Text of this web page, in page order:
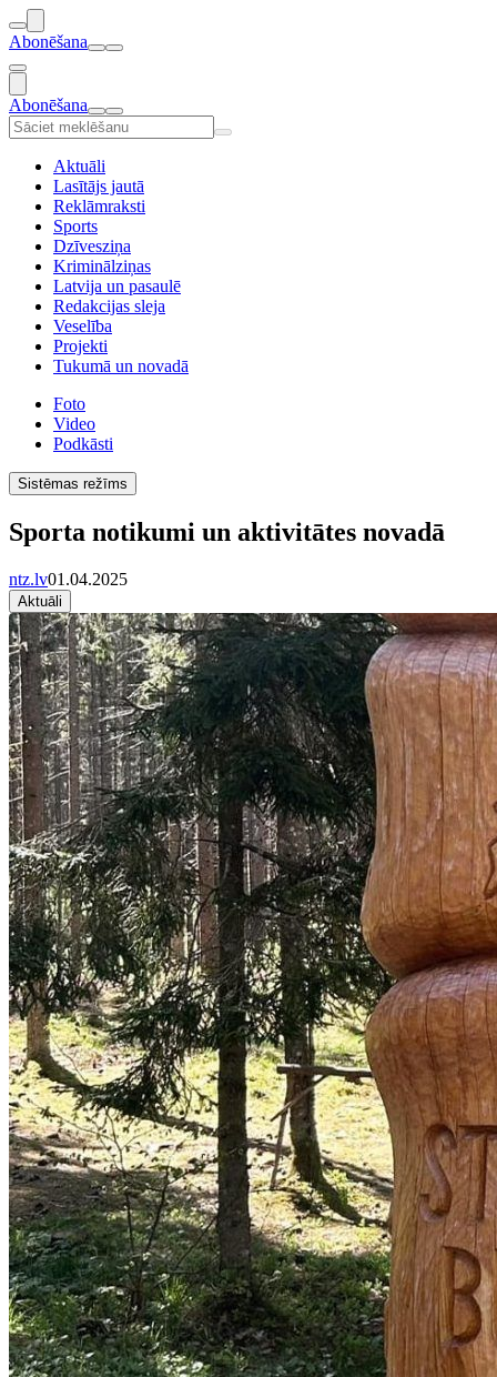
Abonēšana
Abonēšana
Aktuāli
Lasītājs jautā
Reklāmraksti
Sports
Dzīvesziņa
Kriminālziņas
Latvija un pasaulē
Redakcijas sleja
Veselība
Projekti
Tukumā un novadā
Foto
Video
Podkāsti
Sistēmas režīms
Sporta notikumi un aktivitātes novadā
ntz.lv01.04.2025
Aktuāli